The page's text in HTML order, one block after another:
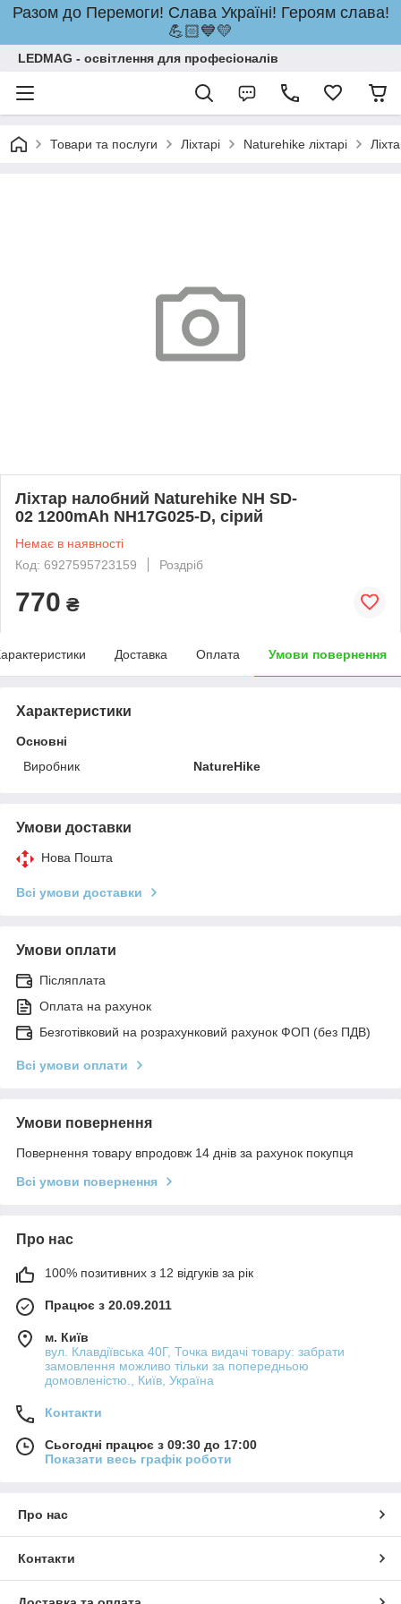
Разом до Перемоги! Слава Україні! Героям слава!
💪🏻💙💛
LEDMAG - освітлення для професіоналів
Товари та послуги Ліхтарі Naturehike ліхтарі
Ліхтар налобний Naturehike NH SD-
02 1200mAh NH17G025-D, сірий
Немає в наявності
Код: 6927595723159
Роздріб
770 ₴
Доставка Оплата Умови повернення
Характеристики
Основні
Виробник
NatureHike
Умови доставки
Нова Пошта
Всі умови доставки
Умови оплати
Післяплата
Оплата на рахунок
Безготівковий на розрахунковий рахунок ФОП (без ПДВ)
Всі умови оплати
Умови повернення
Повернення товару впродовж 14 днів за рахунок покупця
Всі умови повернення
Про нас
100% позитивних з 12 відгуків за рік
Працює з 20.09.2011
м. Київ
вул. Клавдіївська 40Г, Точка видачі товару: забрати
замовлення можливо тільки за попередньою
домовленістю., Київ, Україна
Контакти
Сьогодні працює з 09:30 до 17:00
Показати весь графік роботи
Про нас
Контакти